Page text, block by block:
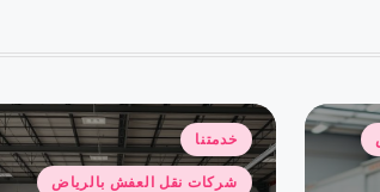
نُشر
في
خدمتنا
شركات نقل العفش بالرياض